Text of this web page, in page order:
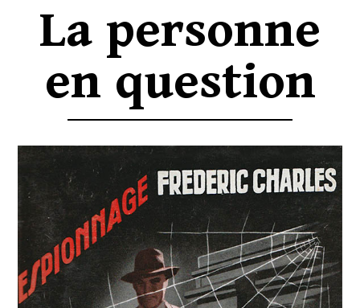
La personne
en question